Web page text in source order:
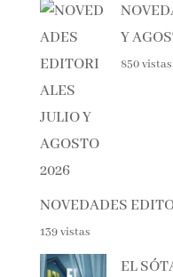
Y
850 vistas
NOVEDADES
139 vistas
EL